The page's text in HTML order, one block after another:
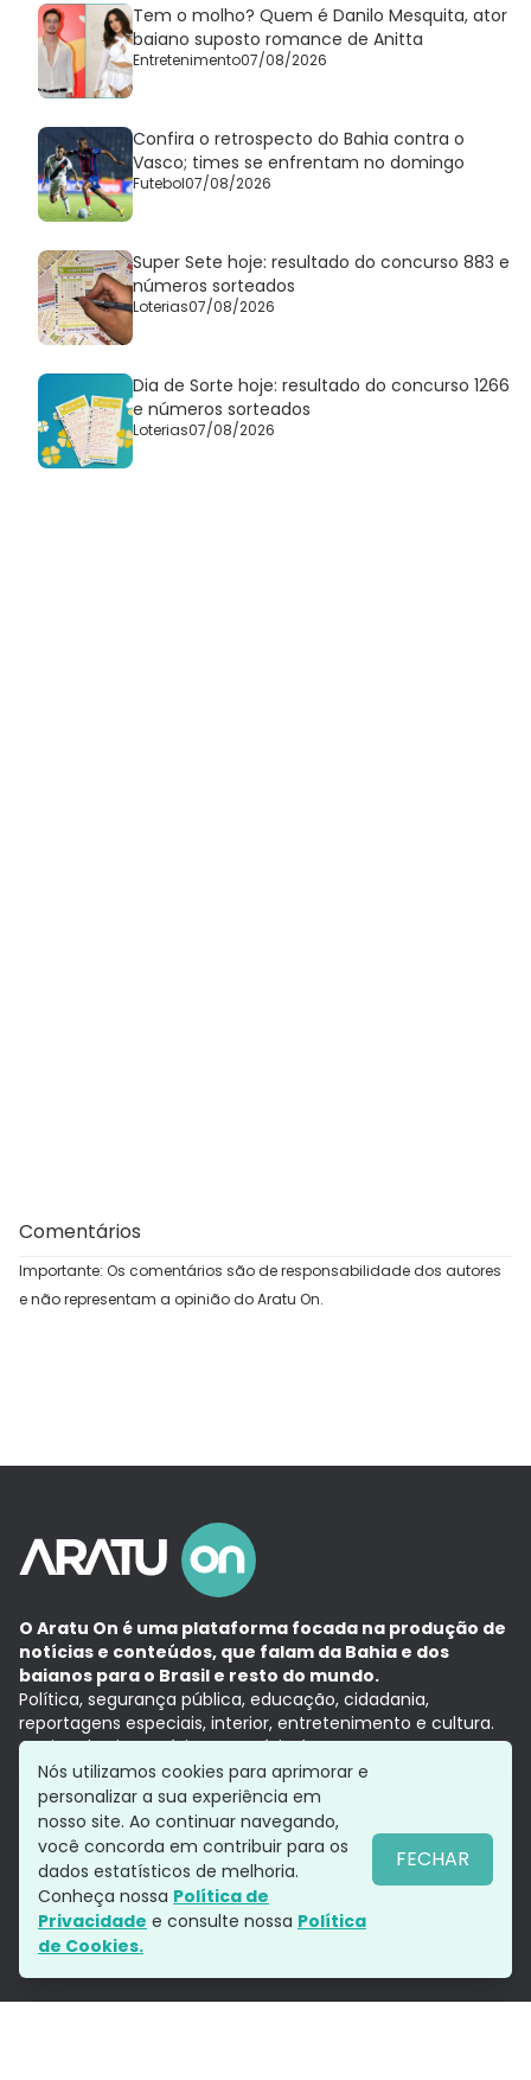
Tem o molho? Quem é Danilo Mesquita, ator
baiano suposto romance de Anitta
Entretenimento07/08/2026
Confira o retrospecto do Bahia contra o
Vasco; times se enfrentam no domingo
Futebol07/08/2026
Super Sete hoje: resultado do concurso 883 e
números sorteados
Loterias07/08/2026
Dia de Sorte hoje: resultado do concurso 1266
e números sorteados
Loterias07/08/2026
Comentários
Importante: Os comentários são de responsabilidade dos autores
e não representam a opinião do Aratu On.
O Aratu On é uma plataforma focada na produção de
notícias e conteúdos, que falam da Bahia e dos
baianos para o Brasil e resto do mundo.
Política, segurança pública, educação, cidadania,
reportagens especiais, interior, entretenimento e cultura.
Aqui, tudo vira notícia e a notícia é no tempo presente,
com a credibilidade do Grupo Aratu.
Grupo Aratu
Política de privacidade
Siga-nos
Nós utilizamos cookies para aprimorar e
personalizar a sua experiência em
nosso site. Ao continuar navegando,
você concorda em contribuir para os
dados estatísticos de melhoria.
Conheça nossa Política de
Privacidade e consulte nossa Política
de Cookies.
FECHAR